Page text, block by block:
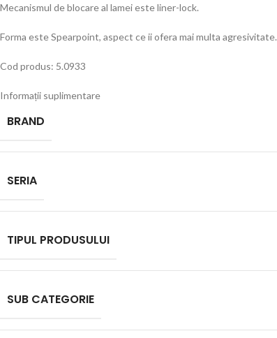
Mecanismul de blocare al lamei este liner-lock.
Forma este Spearpoint, aspect ce ii ofera mai multa agresivitate.
Cod produs: 5.0933
Informații suplimentare
BRAND
SERIA
TIPUL PRODUSULUI
SUB CATEGORIE